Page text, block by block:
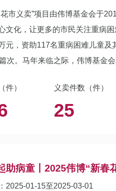
市义卖”项目由伟博基金会于
文化，让更多的市民关注重病
元，资助117名重病困难儿童
次。马年来临之际，伟博基金
件） 义卖件数（件）
25
助病童丨2025伟博“新春
2025-01-15至2025-03-01